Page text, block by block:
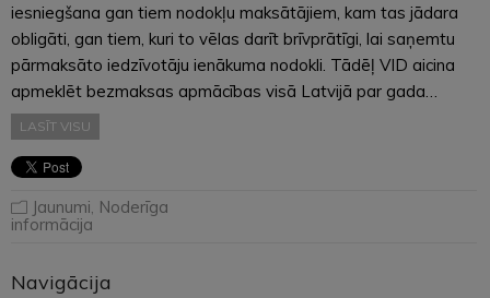
iesniegšana gan tiem nodokļu maksātājiem, kam tas jādara
obligāti, gan tiem, kuri to vēlas darīt brīvprātīgi, lai saņemtu
pārmaksāto iedzīvotāju ienākuma nodokli. Tādēļ VID aicina
apmeklēt bezmaksas apmācības visā Latvijā par gada…
LASĪT VISU
Jaunumi Noderīga
informācija
Navigācija